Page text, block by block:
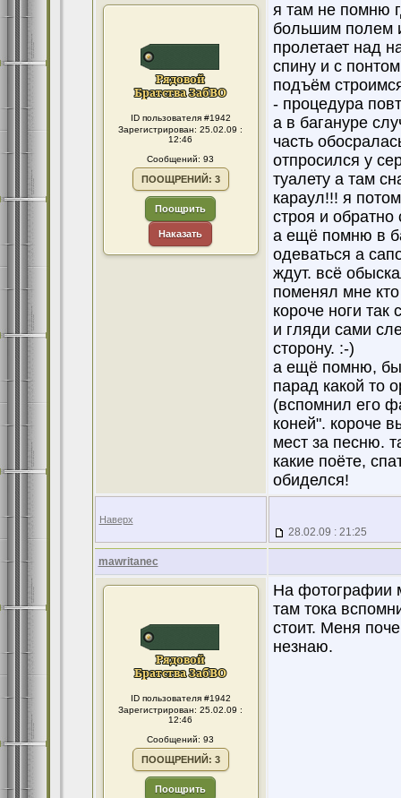
ID пользователя #1942
Зарегистрирован: 25.02.09 :
12:46
Сообщений: 93
ПООЩРЕНИЙ: 3
Поощрить
Наказать
я там не помню
большим полем
пролетает над
спину и с
подъём
- процедура
а в багануре
часть
отпросился у
туалету а там
караул!!! я
строя и
а ещё помню в
одеваться а
ждут. всё
поменял мне
короче ноги так
и гляди сами
сторону. :-)
а ещё помню,
парад какой то
(вспомнил его
коней". короче
мест за песню.
какие поёте,
обиделся!
Наверх
28.02.09 : 21:25
mawritanec
ID пользователя #1942
Зарегистрирован: 25.02.09 :
12:46
Сообщений: 93
ПООЩРЕНИЙ: 3
Поощрить
На фотографии
там тока
стоит. Меня
незнаю.